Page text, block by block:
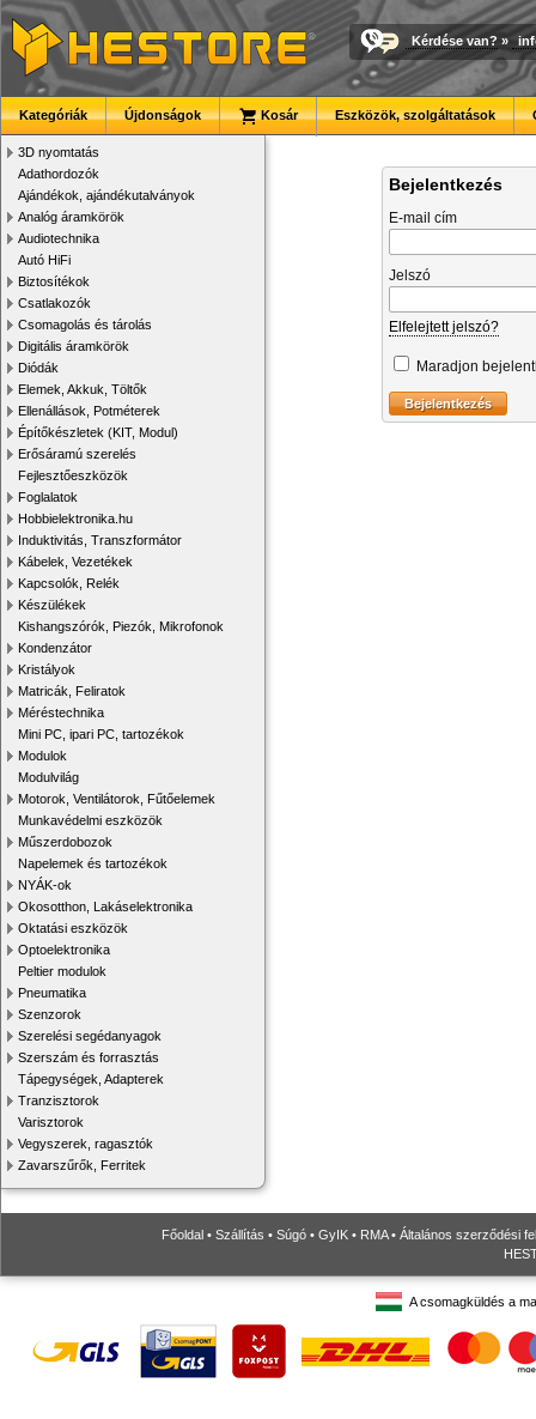
Kérdése van? »
Kategóriák Újdonságok Kosár Eszközök, szolgáltatások
3D nyomtatás
Adathordozók
Ajándékok, ajándékutalványok
Analóg áramkörök
Audiotechnika
Autó HiFi
Biztosítékok
Csatlakozók
Csomagolás és tárolás
Digitális áramkörök
Diódák
Elemek, Akkuk, Töltők
Ellenállások, Potméterek
Építőkészletek (KIT, Modul)
Erősáramú szerelés
Fejlesztőeszközök
Foglalatok
Hobbielektronika.hu
Induktivitás, Transzformátor
Kábelek, Vezetékek
Kapcsolók, Relék
Készülékek
Kishangszórók, Piezók, Mikrofonok
Kondenzátor
Kristályok
Matricák, Feliratok
Méréstechnika
Mini PC, ipari PC, tartozékok
Modulok
Modulvilág
Motorok, Ventilátorok, Fűtőelemek
Munkavédelmi eszközök
Műszerdobozok
Napelemek és tartozékok
NYÁK-ok
Okosotthon, Lakáselektronika
Oktatási eszközök
Optoelektronika
Peltier modulok
Pneumatika
Szenzorok
Szerelési segédanyagok
Szerszám és forrasztás
Tápegységek, Adapterek
Tranzisztorok
Varisztorok
Vegyszerek, ragasztók
Zavarszűrők, Ferritek
Bejelentkezés
E-mail cím
Jelszó
Elfelejtett jelszó?
Maradjon
Főoldal • Szállítás • Súgó • GyIK • RMA• Általános szerződési
A csomagküldés a